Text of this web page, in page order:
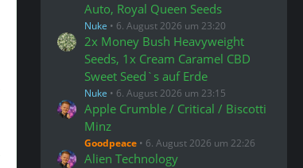
Auto, Royal Queen Seeds
Nuke 6. August 2026 um 23:20
2x Money Bush Heavyweight
Seeds, 1x Cream Caramel CBD
Sweet Seed`s auf Erde
Nuke 6. August 2026 um 23:15
Apple Crumble / Critical / Biscotti
Minz
Goodpeace 6. August 2026 um 22:26
Alien Technology